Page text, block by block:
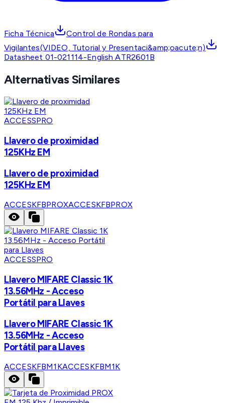
Ficha Técnica
Control de Rondas para
Vigilantes(VIDEO, Tutorial y Presentaci&amp;oacute;n)
Datasheet 01-021114-English ATR2601B
Alternativas Similares
ACCESSPRO
Llavero de proximidad
125KHz EM
Llavero de proximidad
125KHz EM
ACCESKFBPROXACCESKFBPROX
ACCESSPRO
Llavero MIFARE Classic 1K
13.56MHz - Acceso
Portátil para Llaves
Llavero MIFARE Classic 1K
13.56MHz - Acceso
Portátil para Llaves
ACCESKFBM1KACCESKFBM1K